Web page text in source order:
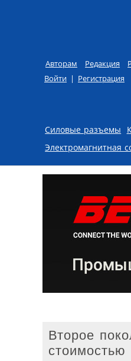
Авторам Редакция
Войти | Регистрация
Skip to content
Силовые разъемы
Электромагнитная
Второе
стоимостью